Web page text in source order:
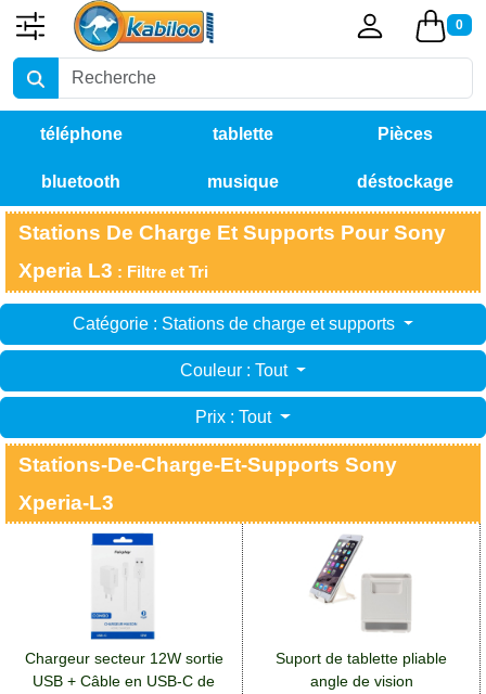
0
téléphone tablette Pièces
détachées
bluetooth musique déstockage
Stations De Charge Et Supports Pour Sony
Xperia L3 : Filtre et Tri
Catégorie : Stations de charge et supports
Couleur : Tout
Prix : Tout
Stations-De-Charge-Et-Supports Sony
Xperia-L3
Chargeur secteur 12W sortie
USB + Câble en USB-C de
Suport de tablette pliable
angle de vision